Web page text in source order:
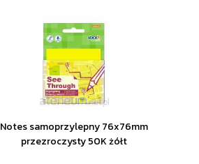
Notes samoprzylepny 76x76mm
przezroczysty 50K żółt